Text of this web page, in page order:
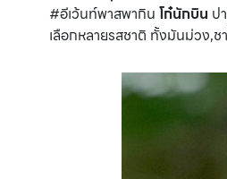
#อีเว้นท์พาสพากิน โก๋นักบิน ป
เลือกหลายรสชาติ ทั้งมันม่วง,ช